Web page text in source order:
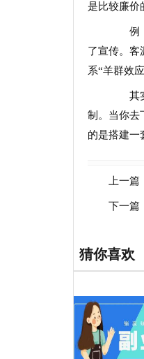
是比较廉价
例：
了宣传。客
系“羊群效
其实
制。当你去
的是搭建一
上一篇
下一篇
猜你喜欢